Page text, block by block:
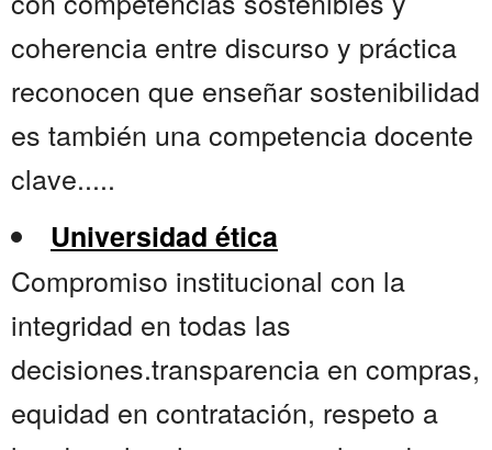
coherencia entre discurso y práctica
reconocen que enseñar sostenibilidad
es también una competencia docente
clave.....
Universidad ética
Compromiso institucional con la
integridad en todas las
decisiones.transparencia en compras,
equidad en contratación, respeto a